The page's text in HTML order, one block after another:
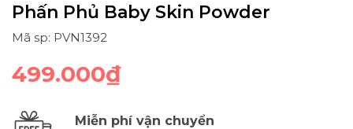
Phấn Phủ Baby Skin Powder
Mã sp: PVN1392
499.000₫
Miễn phí vận chuyển